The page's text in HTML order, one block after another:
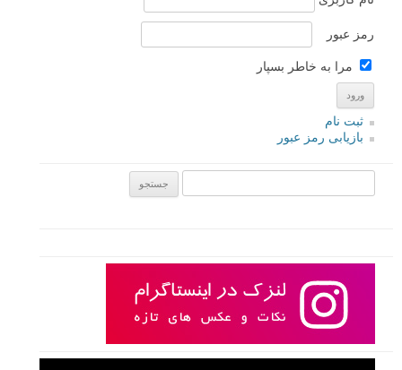
رمز عبور
مرا به خاطر بسپار
ثبت نام
بازیابی رمز عبور